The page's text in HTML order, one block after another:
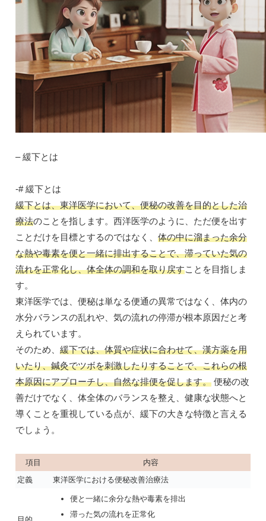
– 緩下とは
-# 緩下とは
緩下とは、東洋医学において、便秘の改善を目的とした治
療法のことを指します。西洋医学のように、ただ便を出す
ことだけを目標とするのではなく、 体の中に溜まった余分
な熱や毒素を便と一緒に排出することで、滞っていた気の
流れを正常化し、体全体の調和を取り戻すことを目指しま
す。
東洋医学では、便秘は単なる便通の異常ではなく、体内の
水分バランスの乱れや、気の流れの停滞が根本原因だと考
えられています。
そのため、 緩下では、体質や症状に合わせて、漢方薬を用
いたり、鍼灸でツボを刺激したりすることで、これらの根
本原因にアプローチし、自然な排便を促します。 便秘の改
善だけでなく、体全体のバランスを整え、健康な状態へと
導くことを重視している点が、緩下の大きな特徴と言える
でしょう。
項目
内容
定義
東洋医学における便秘改善治療法
便と一緒に余分な熱や毒素を排出
滞った気の流れを正常化